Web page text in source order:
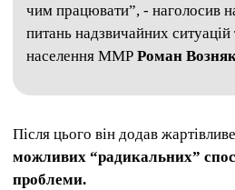
чим працювати”, - наголосив
питань надзвичайних ситуацій
населення ММР Роман
Після цього він додав
можливих “радикальних”
проблеми.